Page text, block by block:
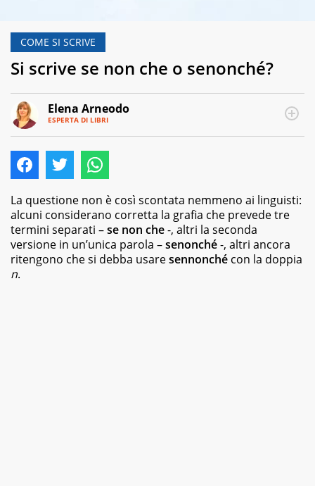
COME SI SCRIVE
Si scrive se non che o senonché?
Elena Arneodo
ESPERTA DI LIBRI
MAIL
autrice,
editor
copywriter
per
case
editrici,
magazine
e
La questione non è così scontata nemmeno ai linguisti:
alcuni considerano corretta la grafia che prevede tre
termini separati –se non che-, altri la seconda
versione in un’unica parola –senonché-, altri ancora
ritengono che si debba usaresennonché con la doppia
n.